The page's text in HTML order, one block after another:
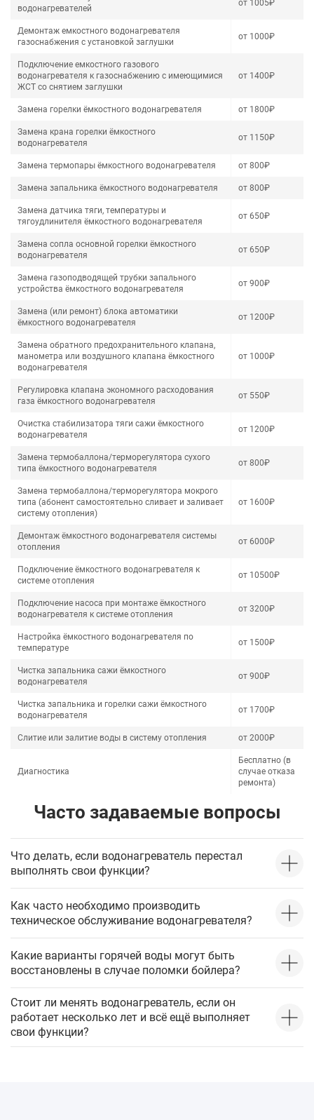
водонагревателей
от 1005₽
Демонтаж емкостного водонагревателя
газоснабжения с установкой заглушки
от 1000₽
Подключение емкостного газового
водонагревателя к газоснабжению с имеющимися
ЖСТ со снятием заглушки
от 1400₽
Замена горелки ёмкостного водонагревателя от 1800₽
Замена крана горелки ёмкостного
водонагревателя
от 1150₽
Замена термопары ёмкостного водонагревателя от 800₽
Замена запальника ёмкостного водонагревателя от 800₽
Замена датчика тяги, температуры и
тягоудлинителя ёмкостного водонагревателя
от 650₽
Замена сопла основной горелки ёмкостного
водонагревателя
от 650₽
Замена газоподводящей трубки запального
устройства ёмкостного водонагревателя
от 900₽
Замена (или ремонт) блока автоматики
ёмкостного водонагревателя
от 1200₽
Замена обратного предохранительного клапана,
манометра или воздушного клапана ёмкостного
водонагревателя
от 1000₽
Регулировка клапана экономного расходования
газа ёмкостного водонагревателя
от 550₽
Очистка стабилизатора тяги сажи ёмкостного
водонагревателя
от 1200₽
Замена термобаллона/терморегулятора сухого
типа ёмкостного водонагревателя
от 800₽
Замена термобаллона/терморегулятора мокрого
типа (абонент самостоятельно сливает и заливает
систему отопления)
от 1600₽
Демонтаж ёмкостного водонагревателя системы
отопления
от 6000₽
Подключение ёмкостного водонагревателя к
системе отопления
от 10500₽
Подключение насоса при монтаже ёмкостного
водонагревателя к системе отопления
от 3200₽
Настройка ёмкостного водонагревателя по
температуре
от 1500₽
Чистка запальника сажи ёмкостного
водонагревателя
от 900₽
Чистка запальника и горелки сажи ёмкостного
водонагревателя
от 1700₽
Слитие или залитие воды в систему отопления от 2000₽
Диагностика
Бесплатно (в
случае отказа
ремонта)
Часто задаваемые вопросы
Что делать, если водонагреватель перестал
выполнять свои функции?
Как часто необходимо производить
техническое обслуживание водонагревателя?
Какие варианты горячей воды могут быть
восстановлены в случае поломки бойлера?
Стоит ли менять водонагреватель, если он
работает несколько лет и всё ещё выполняет
свои функции?